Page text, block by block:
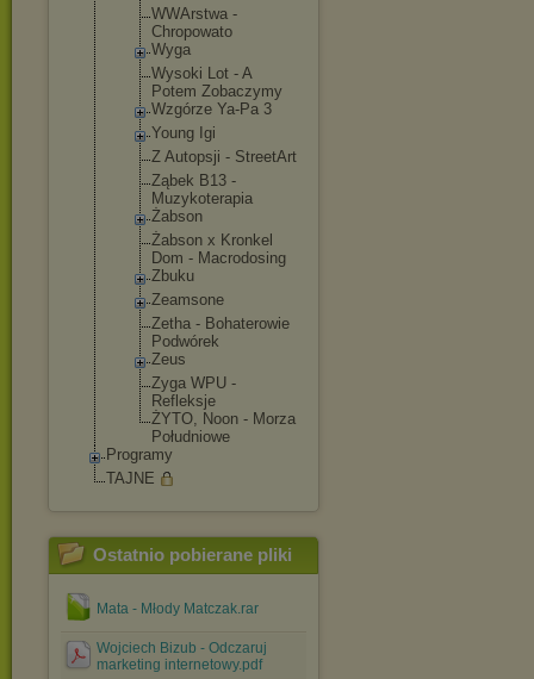
WWArstwa -
Chropowato
Wyga
Wysoki Lot - A
Potem Zobaczymy
Wzgórze Ya-Pa 3
Young Igi
Z Autopsji - StreetArt
Ząbek B13 -
Muzykoterapia
Żabson
Żabson x Kronkel
Dom - Macrodosing
Zbuku
Zeamsone
Zetha - Bohaterowie
Podwórek
Zeus
Zyga WPU -
Refleksje
ŻYTO, Noon - Morza
Południowe
Programy
TAJNE
Ostatnio pobierane pliki
Mata - Młody Matczak.rar
Wojciech Bizub - Odczaruj
marketing internetowy.pdf